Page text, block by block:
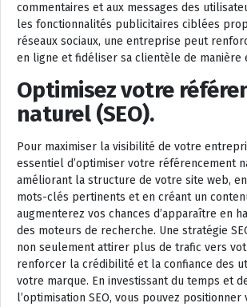
commentaires et aux messages des
les fonctionnalités publicitaires ciblées
réseaux sociaux, une entreprise peut
en ligne et fidéliser sa clientèle de manière
Optimisez votre
naturel (SEO).
Pour maximiser la visibilité de votre
essentiel d’optimiser votre référencement
améliorant la structure de votre site web,
mots-clés pertinents et en créant un
augmenterez vos chances d’apparaître en
des moteurs de recherche. Une stratégie
non seulement attirer plus de trafic vers
renforcer la crédibilité et la confiance des
votre marque. En investissant du temps et
l’optimisation SEO, vous pouvez